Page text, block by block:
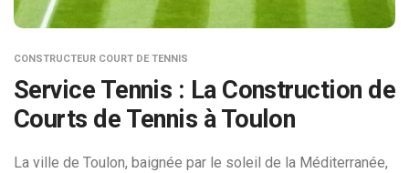
CONSTRUCTEUR COURT DE TENNIS
Service Tennis : La Construction de
Courts de Tennis à Toulon
La ville de Toulon, baignée par le soleil de la Méditerranée,